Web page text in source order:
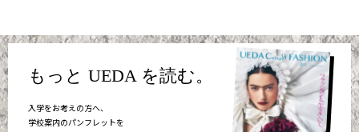
もっと UEDA を読む。
入学をお考えの方へ、
学校案内のパンフレットを